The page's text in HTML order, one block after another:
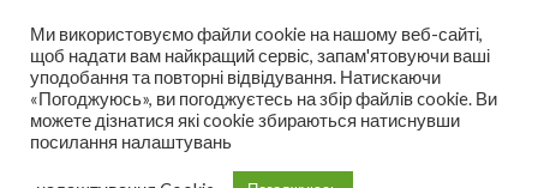
НОВИНИ РЕЦЕПТИ
ОПЛАТА ТА ДОСТАВКА
ДОГОВІР ОФЕРТИ
Ми використовуємо файли cookie на нашому веб-сайті,
щоб надати вам найкращий сервіс, запам'ятовуючи ваші
уподобання та повторні відвідування. Натискаючи
«Погоджуюсь», ви погоджуєтесь на збір файлів cookie. Ви
можете дізнатися які cookie збираються натиснувши
посилання налаштувань